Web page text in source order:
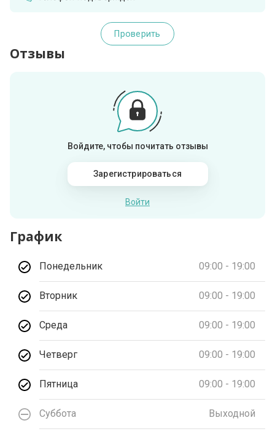
Проверить
Отзывы
Войдите, чтобы почитать отзывы
Зарегистрироваться
Войти
График
Понедельник 09:00 - 19:00
Вторник 09:00 - 19:00
Среда 09:00 - 19:00
Четверг 09:00 - 19:00
Пятница 09:00 - 19:00
Суббота Выходной